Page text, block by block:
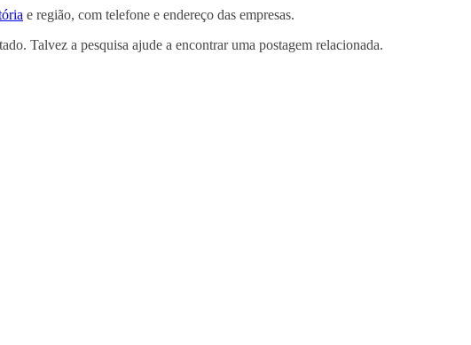
e região, com telefone e endereço das empresas.
Talvez a pesquisa ajude a encontrar uma postagem relacionada.